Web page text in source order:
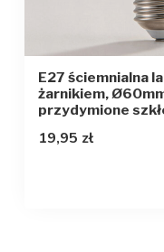
E27 ściemnialna
żarnikiem,
przydymione
19,95 zł